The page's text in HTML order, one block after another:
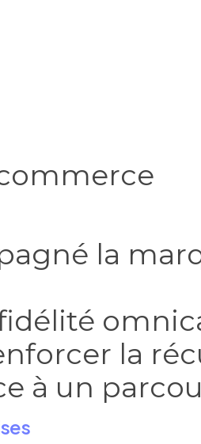
la
la
à un